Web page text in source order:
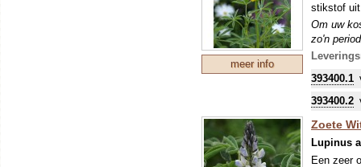
meer info
stikstof
Om uw
zo'n
393400.1
393400.2
Zoete
Lupinus
Een zeer